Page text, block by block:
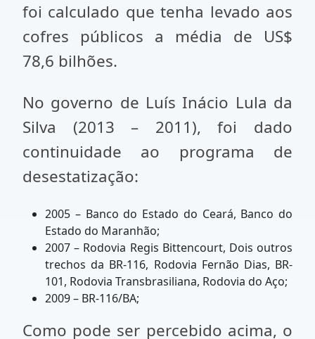
foi calculado que tenha levado aos
cofres públicos a média de US$
78,6 bilhões.
No governo de Luís Inácio Lula da
Silva (2013 – 2011), foi dado
continuidade ao programa de
desestatização:
2005 – Banco do Estado do Ceará, Banco do
Estado do Maranhão;
2007 – Rodovia Regis Bittencourt, Dois outros
trechos da BR-116, Rodovia Fernão Dias, BR-
101, Rodovia Transbrasiliana, Rodovia do Aço;
2009 – BR-116/BA;
Como pode ser percebido acima, o